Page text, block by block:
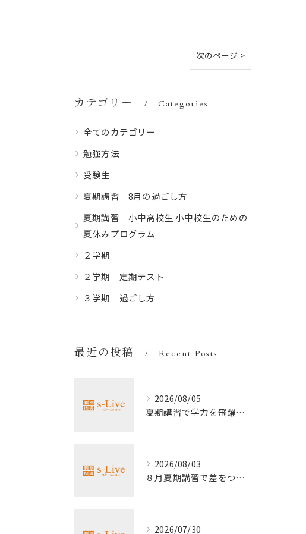
次のページ >
カテゴリー Categories
全てのカテゴリー
勉強方法
受験生
夏期講習 8月の過ごし方
夏期講習 小中高校生 小中校生のための
夏休みプログラム
２学期
２学期 定期テスト
３学期 過ごし方
最近の投稿 Recent Posts
2026/08/05
夏期講習で学力を飛躍的に上げる方法
2026/08/03
８月夏期講習で差をつける受験勉強法
2026/07/30